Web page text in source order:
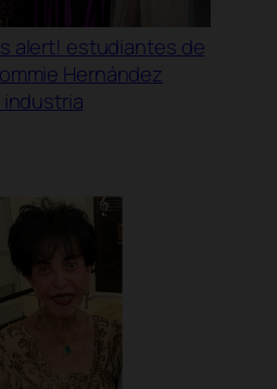
alert! estudiantes de
Hernández